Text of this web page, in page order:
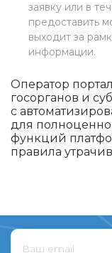
заявку или в
предоставить
выходит за
информации.
Оператор
госорганов и
с
для
функций
правила